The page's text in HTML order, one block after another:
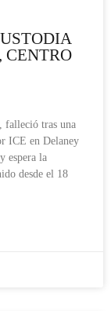
falleció tras una
ICE en Delaney
espera la
desde el 18